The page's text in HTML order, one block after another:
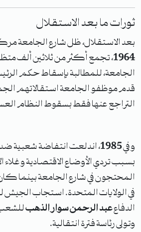
ثورات ما بعد الاستقلال
بعد الاستقلال، ظل شارع الجامعة
1964، تجمع أكثر من ثلاثين ألف
الجامعة، للمطالبة بإسقاط حكم
قدم موظفو الجامعة استقالاتهم
التراجع عنها فقط بسقوط النظام
وفي1985، اندلعت انتفاضة شعبية
بسبب تردي الأوضاع الاقتصادية
المحتجون في شارع الجامعة بينما كان
في الولايات المتحدة. استجاب الجيش
الدفاععبد الرحمن سوار الذهب
وتولى رئاسة فترة انتقالية.